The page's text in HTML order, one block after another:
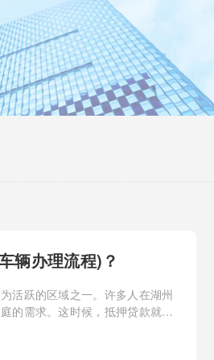
辆办理流程)？
活跃的区域之一。许多人在湖州
的需求。这时候，抵押贷款就成